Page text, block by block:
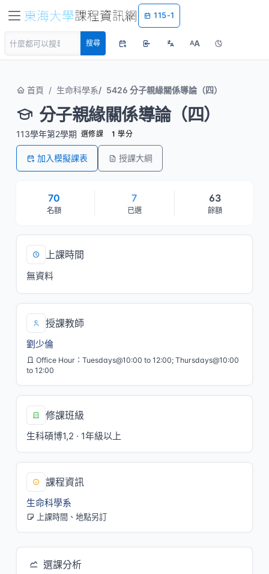
115-1
搜尋 AA
首頁 生命科學系 5426 分子親緣關係導論（四）
分子親緣關係導論（四）
113學年第2學期 選修課 1 學分
加入模擬課表 授課大綱
70
名額
7
已選
63
餘額
上課時間
無資料
授課教師
劉少倫
Office Hour：Tuesdays@10:00 to 12:00; Thursdays@10:00
to 12:00
修課班級
生科碩博1,2 · 1年級以上
課程資訊
生命科學系
上課時間、地點另訂
選課分析